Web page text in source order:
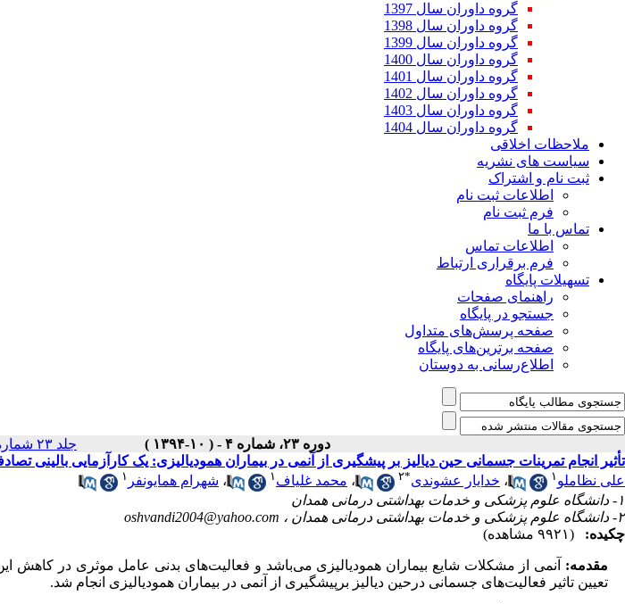
گروه داوران سال 1397
گروه داوران سال 1398
گروه داوران سال 1399
گروه داوران سال 1400
گروه داوران سال 1401
گروه داوران سال 1402
گروه داوران سال 1403
گروه داوران سال 1404
ملاحظات اخلاقی
سیاست های نشریه
ثبت نام و اشتراک
اطلاعات ثبت نام
فرم ثبت نام
تماس با ما
اطلاعات تماس
فرم برقراری ارتباط
تسهیلات پایگاه
راهنمای صفحات
جستجو در پایگاه
صفحه پرسش‌های متداول
صفحه برترین‌های پایگاه
اطلاع‌رسانی به دوستان
دوره ۲۳، شماره ۴ - ( ۱۰-۱۳۹۴ ) جلد ۲۳ شماره ۴ صفحات ۷۶-۶۵
تأثیر انجام تمرینات جسمانی حین دیالیز بر پیشگیری از آنمی در بیماران همودیالیزی: یک کارآزمایی بالینی
علی نظاملو ۱ ، خدایار عشوندی*۲ ، محمد غلیاف ۱ ، شهرام همایونفر ۱
۱- دانشگاه علوم پزشکی و خدمات بهداشتی درمانی همدان
۲- دانشگاه علوم پزشکی و خدمات بهداشتی درمانی همدان ،
oshvandi2004@yahoo.com
چکیده:
(۹۹۲۱ مشاهده)
مقدمه: آنمی از مشکلات شایع بیماران همودیالیزی می‌باشد و فعالیت‌های بدنی عامل موثری در کاهش
تعیین تاثیر فعالیت‌های جسمانی درحین دیالیز برپیشگیری از آنمی در بیماران همودیالیزی انجام شد.